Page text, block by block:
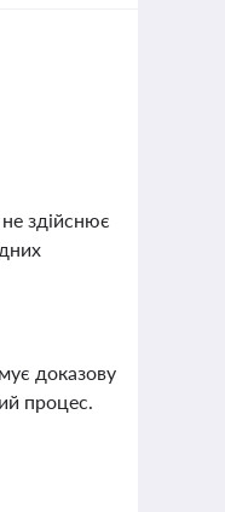
здійснює
доказову
процес.